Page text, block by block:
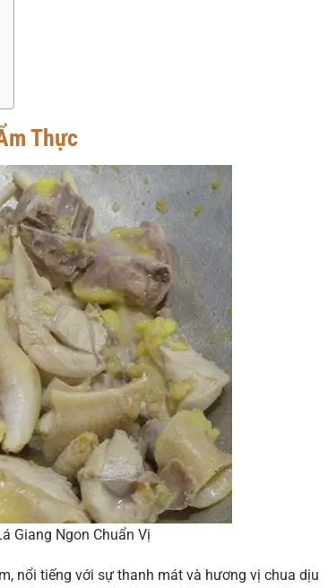
Thực
Giang Ngon Chuẩn Vị
nổi tiếng với sự thanh mát và hương vị chua dịu